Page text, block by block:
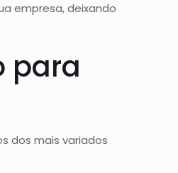
empresa, deixando
para
dos mais variados